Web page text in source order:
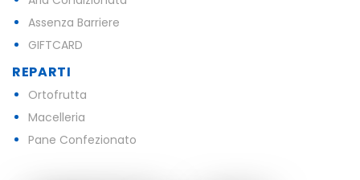
Assenza Barriere
GIFTCARD
REPARTI
Ortofrutta
Macelleria
Pane Confezionato